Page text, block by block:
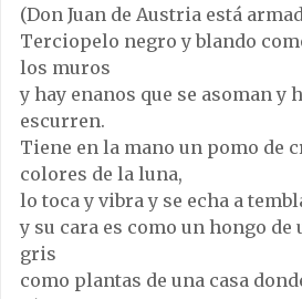
(Don Juan de Austria está
Terciopelo negro y blando
los muros
y hay enanos que se asoman y
escurren.
Tiene en la mano un pomo de
colores de la luna,
lo toca y vibra y se echa a
y su cara es como un hongo
gris
como plantas de una casa